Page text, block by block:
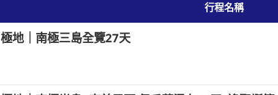
行程名稱
極地｜南極三島全覽27天